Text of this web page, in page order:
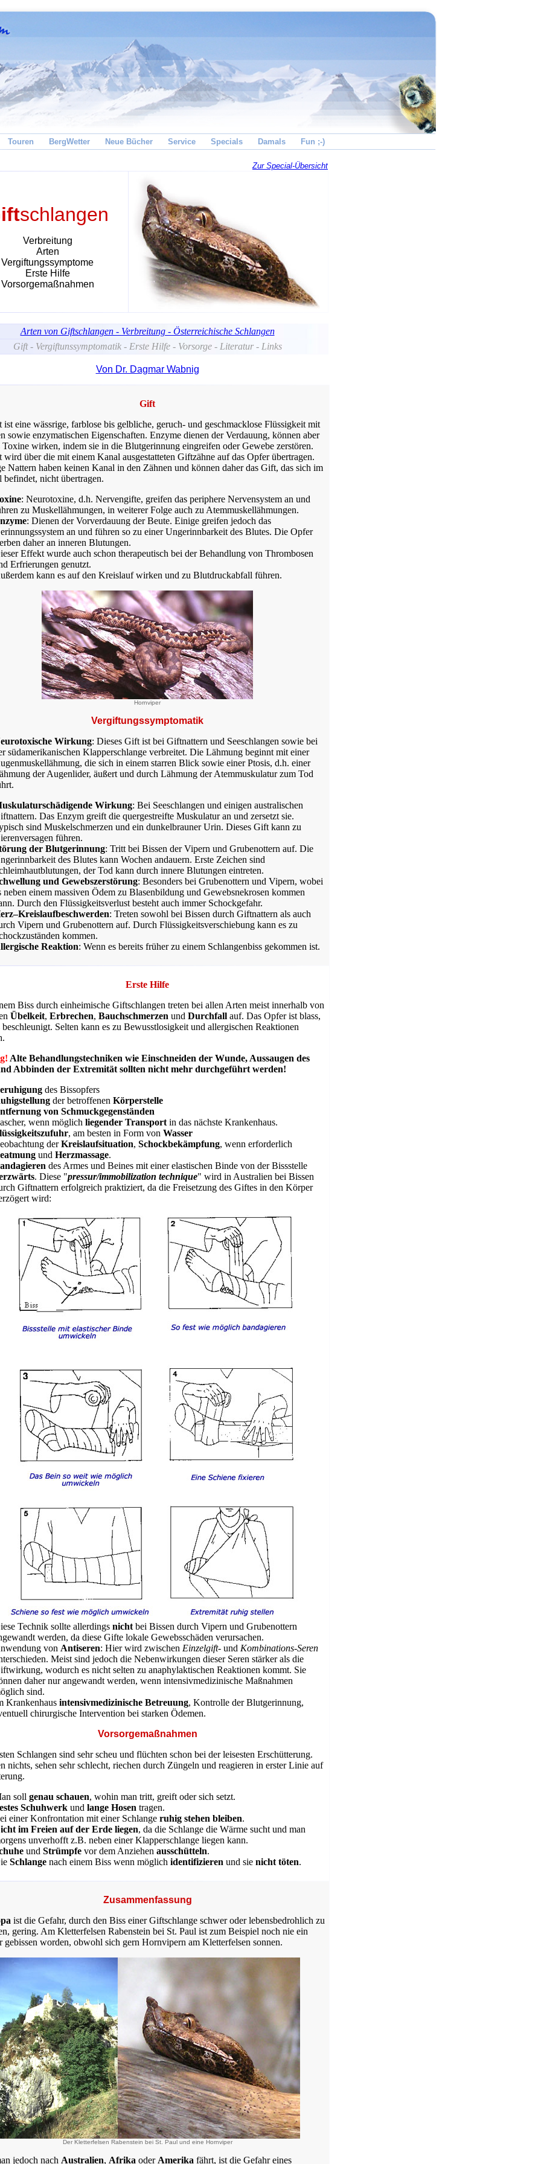
Touren BergWetter Neue Bücher Service Specials Damals Fun ;-)
Zur Special-Übersicht
schlangen
Verbreitung
Arten
Vergiftungssymptome
Erste Hilfe
Vorsorgemaßnahmen
Arten von Giftschlangen - Verbreitung - Österreichische Schlangen
Gift - Vergiftunssymptomatik - Erste Hilfe - Vorsorge - Literatur - Links
Von Dr. Dagmar Wabnig
Gift
ist eine wässrige, farblose bis gelbliche, geruch- und geschmacklose Flüssigkeit mit
sowie enzymatischen Eigenschaften. Enzyme dienen der Verdauung, können aber
Toxine wirken, indem sie in die Blutgerinnung eingreifen oder Gewebe zerstören.
wird über die mit einem Kanal ausgestatteten Giftzähne auf das Opfer übertragen.
Nattern haben keinen Kanal in den Zähnen und können daher das Gift, das sich im
befindet, nicht übertragen.
: Neurotoxine, d.h. Nervengifte, greifen das periphere Nervensystem an und
zu Muskellähmungen, in weiterer Folge auch zu Atemmuskellähmungen.
: Dienen der Vorverdauung der Beute. Einige greifen jedoch das
an und führen so zu einer Ungerinnbarkeit des Blutes. Die Opfer
daher an inneren Blutungen.
Effekt wurde auch schon therapeutisch bei der Behandlung von Thrombosen
Erfrierungen genutzt.
kann es auf den Kreislauf wirken und zu Blutdruckabfall führen.
Hornviper
Vergiftungssymptomatik
Wirkung: Dieses Gift ist bei Giftnattern und Seeschlangen sowie bei
südamerikanischen Klapperschlange verbreitet. Die Lähmung beginnt mit einer
die sich in einem starren Blick sowie einer Ptosis, d.h. einer
der Augenlider, äußert und durch Lähmung der Atemmuskulatur zum Tod
Wirkung: Bei Seeschlangen und einigen australischen
Das Enzym greift die quergestreifte Muskulatur an und zersetzt sie.
sind Muskelschmerzen und ein dunkelbrauner Urin. Dieses Gift kann zu
führen.
der Blutgerinnung: Tritt bei Bissen der Vipern und Grubenottern auf. Die
des Blutes kann Wochen andauern. Erste Zeichen sind
der Tod kann durch innere Blutungen eintreten.
und Gewebszerstörung: Besonders bei Grubenottern und Vipern, wobei
neben einem massiven Ödem zu Blasenbildung und Gewebsnekrosen kommen
Durch den Flüssigkeitsverlust besteht auch immer Schockgefahr.
: Treten sowohl bei Bissen durch Giftnattern als auch
Vipern und Grubenottern auf. Durch Flüssigkeitsverschiebung kann es zu
kommen.
Reaktion: Wenn es bereits früher zu einem Schlangenbiss gekommen ist.
Erste Hilfe
Biss durch einheimische Giftschlangen treten bei allen Arten meist innerhalb von
Übelkeit, Erbrechen, Bauchschmerzen und Durchfall auf. Das Opfer ist blass,
beschleunigt. Selten kann es zu Bewusstlosigkeit und allergischen Reaktionen
Alte Behandlungstechniken wie Einschneiden der Wunde, Aussaugen des
Abbinden der Extremität sollten nicht mehr durchgeführt werden!
des Bissopfers
der betroffenen Körperstelle
von Schmuckgegenständen
wenn möglich liegender Transport in das nächste Krankenhaus.
, am besten in Form von Wasser
derKreislaufsituation, Schockbekämpfung, wenn erforderlich
und Herzmassage.
des Armes und Beines mit einer elastischen Binde von der Bissstelle
. Diese "pressur/immobilization technique" wird in Australien bei Bissen
Giftnattern erfolgreich praktiziert, da die Freisetzung des Giftes in den Körper
wird:
Technik sollte allerdings nicht bei Bissen durch Vipern und Grubenottern
werden, da diese Gifte lokale Gewebsschäden verursachen.
von Antiseren: Hier wird zwischen Einzelgift- und Kombinations-Seren
Meist sind jedoch die Nebenwirkungen dieser Seren stärker als die
wodurch es nicht selten zu anaphylaktischen Reaktionen kommt. Sie
daher nur angewandt werden, wenn intensivmedizinische Maßnahmen
sind.
Krankenhaus intensivmedizinische Betreuung, Kontrolle der Blutgerinnung,
chirurgische Intervention bei starken Ödemen.
Vorsorgemaßnahmen
Schlangen sind sehr scheu und flüchten schon bei der leisesten Erschütterung.
nichts, sehen sehr schlecht, riechen durch Züngeln und reagieren in erster Linie auf
soll genau schauen, wohin man tritt, greift oder sich setzt.
Schuhwerk und lange Hosen tragen.
einer Konfrontation mit einer Schlange ruhig stehen bleiben.
im Freien auf der Erde liegen, da die Schlange die Wärme sucht und man
unverhofft z.B. neben einer Klapperschlange liegen kann.
und Strümpfe vor dem Anziehen ausschütteln.
Schlange nach einem Biss wenn möglich identifizieren und sie nicht töten.
Zusammenfassung
ist die Gefahr, durch den Biss einer Giftschlange schwer oder lebensbedrohlich zu
gering. Am Kletterfelsen Rabenstein bei St. Paul ist zum Beispiel noch nie ein
gebissen worden, obwohl sich gern Hornvipern am Kletterfelsen sonnen.
Der Kletterfelsen Rabenstein bei St. Paul und eine Hornviper
jedoch nach Australien, Afrika oder Amerika fährt, ist die Gefahr eines